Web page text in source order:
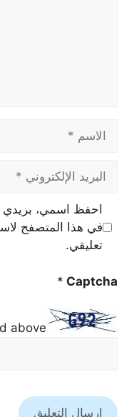
الاسم
البريد
الإلكتروني
احفظ اسمي، بريدي
في هذا المتصفح
تعليقي.
Captcha
*
above: